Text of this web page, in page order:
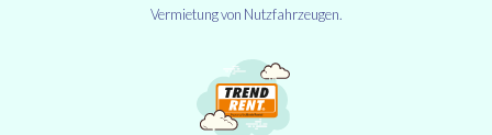
Vermietung von Nutzfahrzeugen.